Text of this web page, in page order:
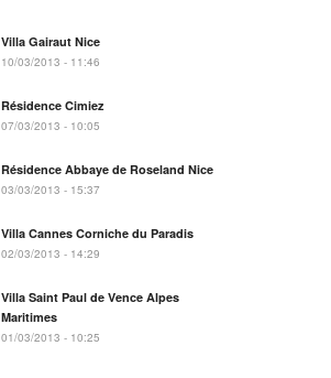
Villa Gairaut Nice
10/03/2013 - 11:46
Résidence Cimiez
07/03/2013 - 10:05
Résidence Abbaye de Roseland Nice
03/03/2013 - 15:37
Villa Cannes Corniche du Paradis
02/03/2013 - 14:29
Villa Saint Paul de Vence Alpes
Maritimes
01/03/2013 - 10:25